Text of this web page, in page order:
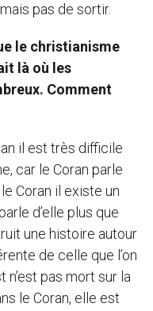
pas de sortir.
le christianisme
là où les
Comment
il est très difficile
car le Coran parle
Coran il existe un
d’elle plus que
une histoire autour
de celle que l’on
n’est pas mort sur la
le Coran, elle est